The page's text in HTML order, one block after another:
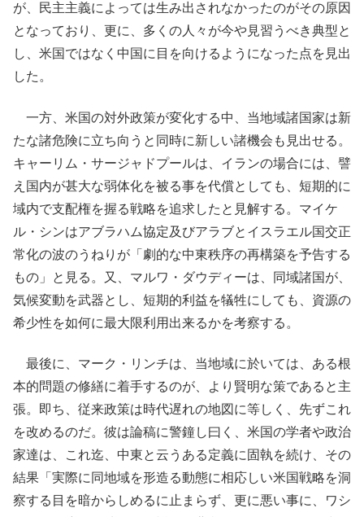
が、民主主義によっては生み出されなかったのがその原因
となっており、更に、多くの人々が今や見習うべき典型と
し、米国ではなく中国に目を向けるようになった点を見出
した。
一方、米国の対外政策が変化する中、当地域諸国家は新
たな諸危険に立ち向うと同時に新しい諸機会も見出せる。
キャーリム・サージャドプールは、イランの場合には、譬
え国内が甚大な弱体化を被る事を代償としても、短期的に
域内で支配権を握る戦略を追求したと見解する。マイケ
ル・シンはアブラハム協定及びアラブとイスラエル国交正
常化の波のうねりが「劇的な中東秩序の再構築を予告する
もの」と見る。又、マルワ・ダウディーは、同域諸国が、
気候変動を武器とし、短期的利益を犠牲にしても、資源の
希少性を如何に最大限利用出来るかを考察する。
最後に、マーク・リンチは、当地域に於いては、ある根
本的問題の修繕に着手するのが、より賢明な策であると主
張。即ち、従来政策は時代遅れの地図に等しく、先ずこれ
を改めるのだ。彼は論稿に警鐘し曰く、米国の学者や政治
家達は、これ迄、中東と云うある定義に固執を続け、その
結果「実際に同地域を形造る動態に相応しい米国戦略を洞
察する目を暗からしめるに止まらず、更に悪い事に、ワシ